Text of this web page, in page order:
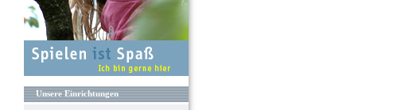
Unsere Einrichtungen